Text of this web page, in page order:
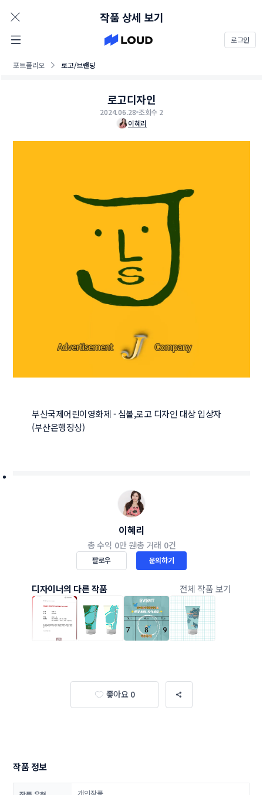
로그인
포트폴리오 로고/브랜딩
작품 상세 보기
로고디자인
2024.06.28 조회수 2
이혜리
부산국제어린이영화제 - 심볼,로고 디자인 대상 입상자
(부산은행장상)
이혜리
총 수익 0만 원총 거래 0건
팔로우 문의하기
디자이너의 다른 작품 전체 작품 보기
좋아요 0
작품 정보